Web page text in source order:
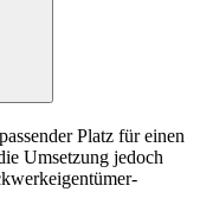
Platz für einen
Umsetzung jedoch